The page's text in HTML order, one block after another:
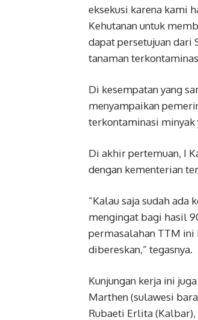
eksekusi karena kami
Kehutanan untuk
dapat persetujuan dari
tanaman
Di kesempatan yang
menyampaikan
terkontaminasi minyak
Di akhir pertemuan, I
dengan kementerian
“Kalau saja sudah ada
mengingat bagi hasil
permasalahan TTM ini
dibereskan,” tegasnya.
Kunjungan kerja ini
Marthen (sulawesi
Rubaeti Erlita